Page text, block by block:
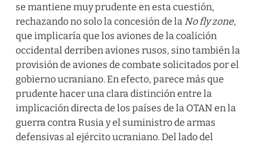
se mantiene muy prudente en esta cuestión,
rechazando no solo la concesión de la No fly zone,
que implicaría que los aviones de la coalición
occidental derriben aviones rusos, sino también la
provisión de aviones de combate solicitados por el
gobierno ucraniano. En efecto, parece más que
prudente hacer una clara distinción entre la
implicación directa de los países de la OTAN en la
guerra contra Rusia y el suministro de armas
defensivas al ejército ucraniano. Del lado del